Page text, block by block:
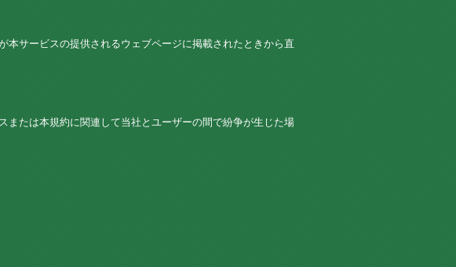
サービスの提供されるウェブページに掲載されたときから直
たは本規約に関連して当社とユーザーの間で紛争が生じた場